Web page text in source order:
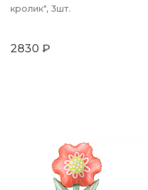
кролик", 3шт.
2830 ₽